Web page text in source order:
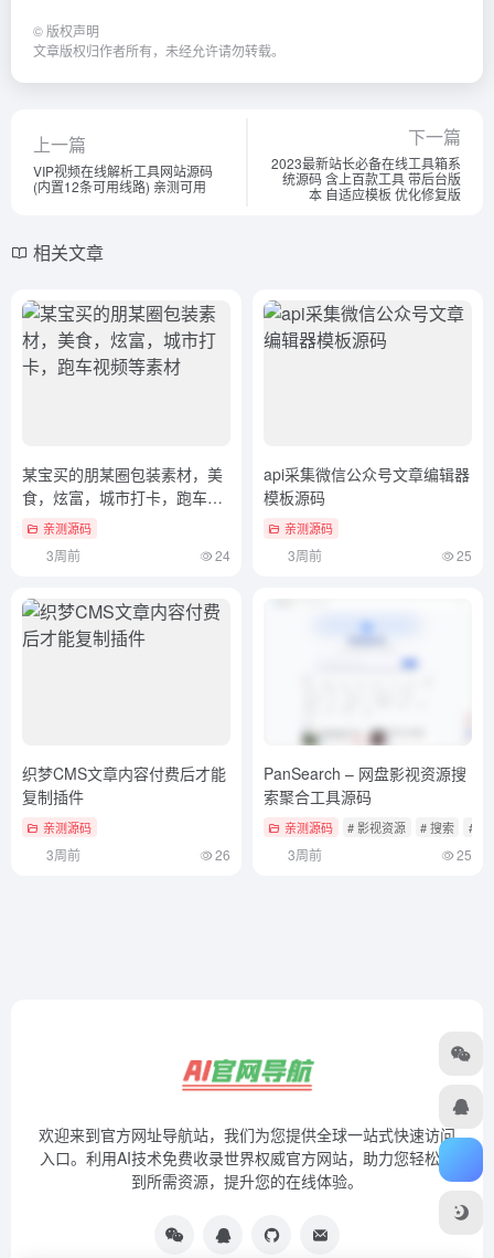
© 版权声明
文章版权归作者所有，未经允许请勿转载。
上一篇
VIP视频在线解析工具网站源码
(内置12条可用线路) 亲测可用
下一篇
2023最新站长必备在线工具箱系
统源码 含上百款工具 带后台版
本 自适应模板 优化修复版
相关文章
某宝买的朋某圈包装素材，美
食，炫富，城市打卡，跑车视
频等素材
亲测源码
3周前 24
api采集微信公众号文章编辑器
模板源码
亲测源码
3周前 25
织梦CMS文章内容付费后才能
复制插件
亲测源码
3周前 26
PanSearch – 网盘影视资源搜
索聚合工具源码
亲测源码 # 影视资源 # 搜索 # 源
3周前 25
欢迎来到官方网址导航站，我们为您提供全球一站式快速访问
入口。利用AI技术免费收录世界权威官方网站，助力您轻松找
到所需资源，提升您的在线体验。